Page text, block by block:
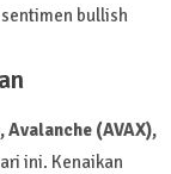
bullish
Avalanche (AVAX),
ini. Kenaikan